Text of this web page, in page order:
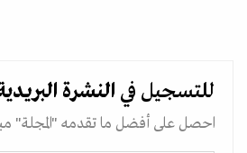
للتسجيل في النشرة
احصل على أفضل ما تقدمه "المجلة"